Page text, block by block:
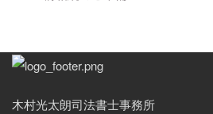
木村光太朗司法書士事務所